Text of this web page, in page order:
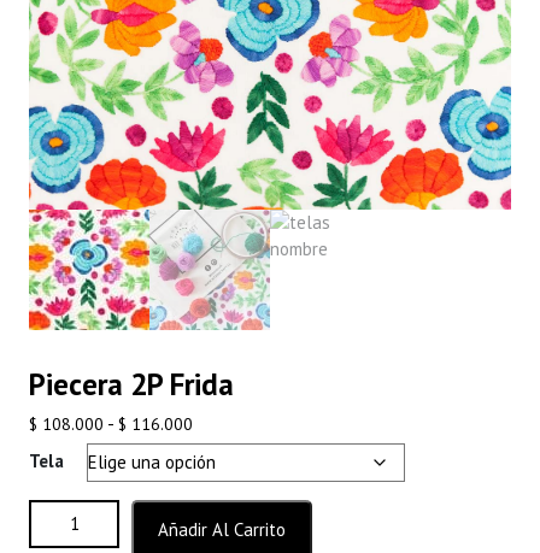
Piecera 2P Frida
$ 108.000 - $ 116.000
de
precios:
desde
$ 108.000
Tela
Piecera 2P Frida cantidad
Añadir Al Carrito